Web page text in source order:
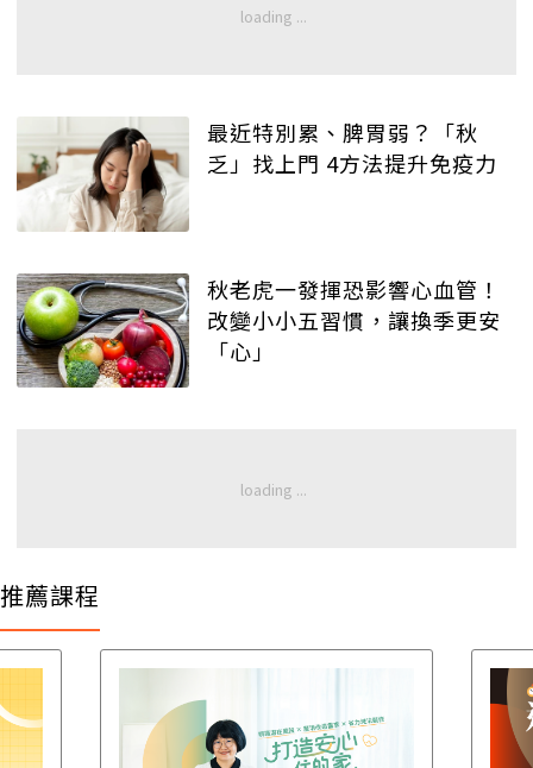
最近特別累、脾胃弱？「秋
乏」找上門 4方法提升免疫力
秋老虎一發揮恐影響心血管！
改變小小五習慣，讓換季更安
「心」
推薦課程